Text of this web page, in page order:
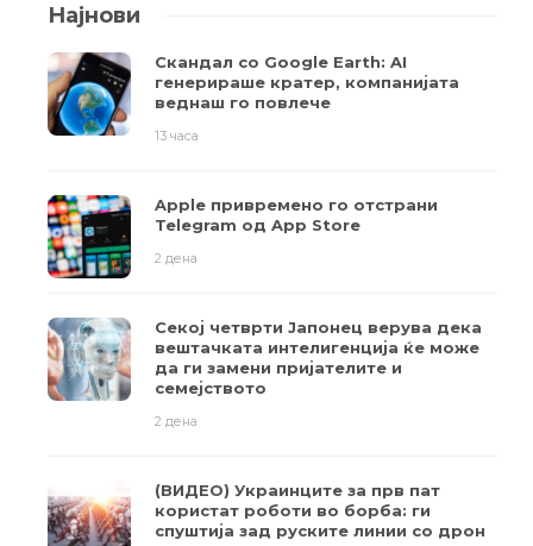
Најнови
Скандал со Google Earth: AI
генерираше кратер, компанијата
веднаш го повлече
13 часа
Apple привремено го отстрани
Telegram од App Store
2 дена
Секој четврти Јапонец верува дека
вештачката интелигенција ќе може
да ги замени пријателите и
семејството
2 дена
(ВИДЕО) Украинците за прв пат
користат роботи во борба: ги
спуштија зад руските линии со дрон